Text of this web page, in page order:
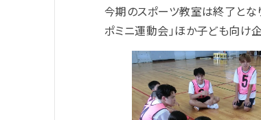
今期のスポーツ教室は終了とな
ポミニ運動会」ほか子ども向け